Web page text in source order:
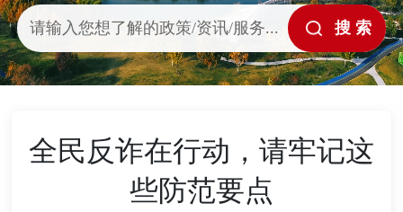
全民反诈在行动，请牢记这
些防范要点